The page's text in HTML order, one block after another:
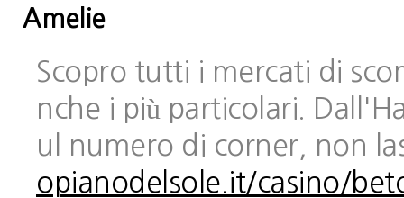
Amelie
Scopro tutti i mercati di
nche i più particolari.
ul numero di corner, non
opianodelsole.it/casino/